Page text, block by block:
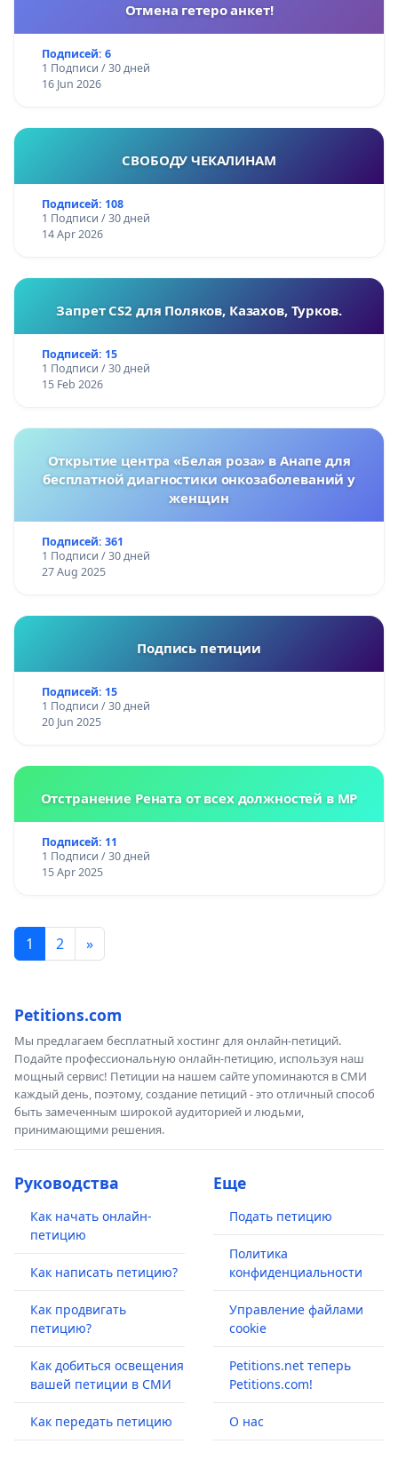
Отмена гетеро анкет!
Подписей: 6
1 Подписи / 30 дней
16 Jun 2026
СВОБОДУ ЧЕКАЛИНАМ
Подписей: 108
1 Подписи / 30 дней
14 Apr 2026
Запрет CS2 для Поляков, Казахов, Турков.
Подписей: 15
1 Подписи / 30 дней
15 Feb 2026
Открытие центра «Белая роза» в Анапе для
бесплатной диагностики онкозаболеваний у
женщин
Подписей: 361
1 Подписи / 30 дней
27 Aug 2025
Подпись петиции
Подписей: 15
1 Подписи / 30 дней
20 Jun 2025
Отстранение Рената от всех должностей в МР
Подписей: 11
1 Подписи / 30 дней
15 Apr 2025
1 2 »
Petitions.com
Мы предлагаем бесплатный хостинг для онлайн-петиций.
Подайте профессиональную онлайн-петицию, используя наш
мощный сервис! Петиции на нашем сайте упоминаются в СМИ
каждый день, поэтому, создание петиций - это отличный способ
быть замеченным широкой аудиторией и людьми,
принимающими решения.
Руководства
Как начать онлайн-
петицию
Как написать петицию?
Как продвигать
петицию?
Как добиться освещения
вашей петиции в СМИ
Как передать петицию
Еще
Подать петицию
Политика
конфиденциальности
Управление файлами
cookie
Petitions.net теперь
Petitions.com!
О нас